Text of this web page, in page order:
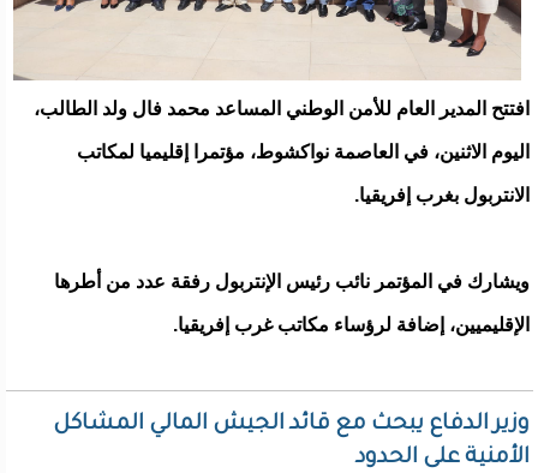
افتتح المدير العام للأمن الوطني المساعد محمد فال ولد الطالب،
اليوم الاثنين، في العاصمة نواكشوط، مؤتمرا إقليميا لمكاتب
الانتربول بغرب إفريقيا.
ويشارك في المؤتمر نائب رئيس الإنتربول رفقة عدد من أطرها
الإقليميين، إضافة لرؤساء مكاتب غرب إفريقيا.
وزير الدفاع يبحث مع قائد الجيش المالي المشاكل
الأمنية على الحدود